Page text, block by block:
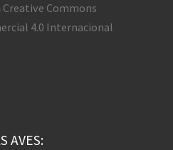
Creative Commons
4.0 Internacional
AVES: